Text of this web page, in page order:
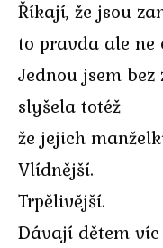
Říkají, že jsou
to pravda ale ne
Jednou jsem
slyšela totéž
že jejich
Vlídnější.
Trpělivější.
Dávají dětem